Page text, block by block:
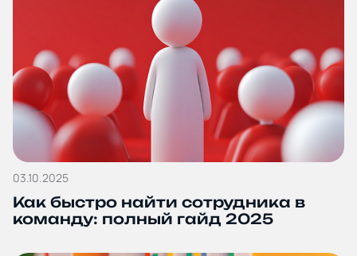
03.10.2025
Как быстро найти сотрудника в
команду: полный гайд 2025